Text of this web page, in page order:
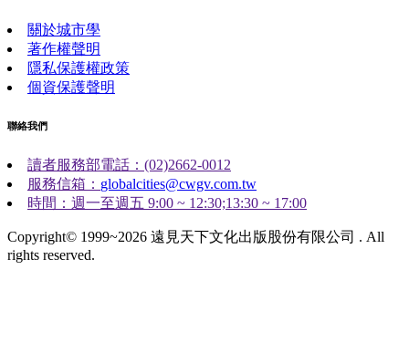
關於城市學
著作權聲明
隱私保護權政策
個資保護聲明
聯絡我們
讀者服務部電話：(02)2662-0012
服務信箱： globalcities@cwgv.com.tw
時間：週一至週五 9:00 ~ 12:30;13:30 ~ 17:00
Copyright© 1999~2026 遠見天下文化出版股份有限公司 . All
rights reserved.